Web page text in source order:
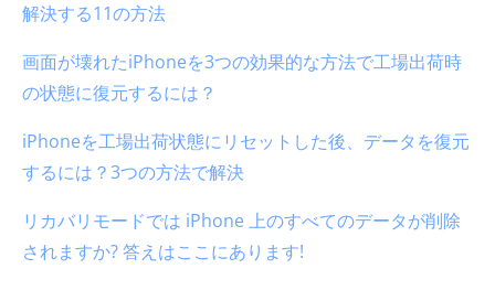
解決する11の方法
画面が壊れたiPhoneを3つの効果的な方法で工場出荷時
の状態に復元するには？
iPhoneを工場出荷状態にリセットした後、データを復元
するには？3つの方法で解決
リカバリモードでは iPhone 上のすべてのデータが削除
されますか? 答えはここにあります!